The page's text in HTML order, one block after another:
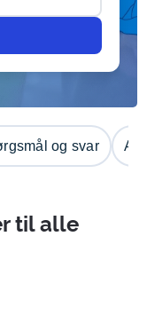
og svar
til alle